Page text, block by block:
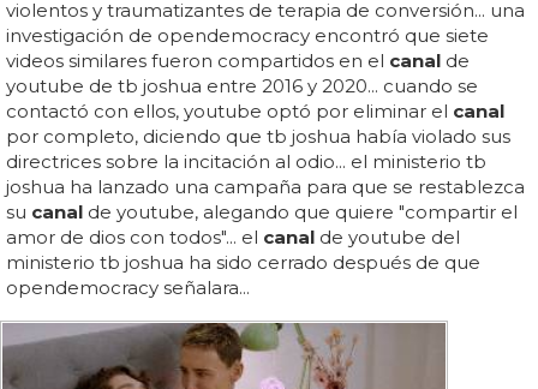
violentos y traumatizantes de terapia de conversión... una
investigación de opendemocracy encontró que siete
videos similares fueron compartidos en el canal de
youtube de tb joshua entre 2016 y 2020... cuando se
contactó con ellos, youtube optó por eliminar el canal
por completo, diciendo que tb joshua había violado sus
directrices sobre la incitación al odio... el ministerio tb
joshua ha lanzado una campaña para que se restablezca
su canal de youtube, alegando que quiere "compartir el
amor de dios con todos"... el canal de youtube del
ministerio tb joshua ha sido cerrado después de que
opendemocracy señalara...